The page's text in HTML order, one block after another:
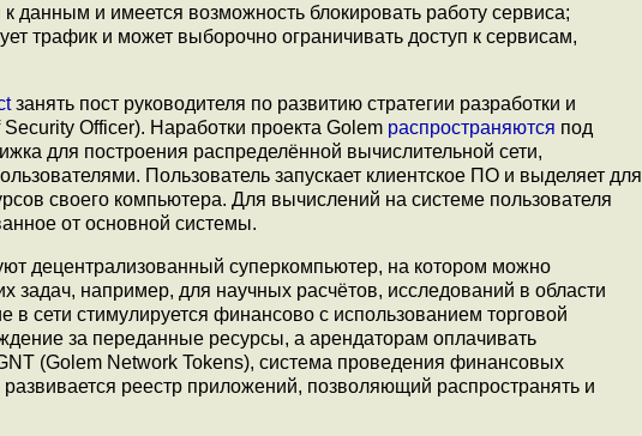
данным и имеется возможность блокировать работу сервиса;
трафик и может выборочно ограничивать доступ к сервисам,
занять пост руководителя по развитию стратегии разработки и
Officer). Наработки проекта Golem распространяются под
для построения распределённой вычислительной сети,
Пользователь запускает клиентское ПО и выделяет для
своего компьютера. Для вычислений на системе пользователя
от основной системы.
децентрализованный суперкомпьютер, на котором можно
например, для научных расчётов, исследований в области
в сети стимулируется финансово с использованием торговой
за переданные ресурсы, а арендаторам оплачивать
(Golem Network Tokens), система проведения финансовых
реестр приложений, позволяющий распространять и